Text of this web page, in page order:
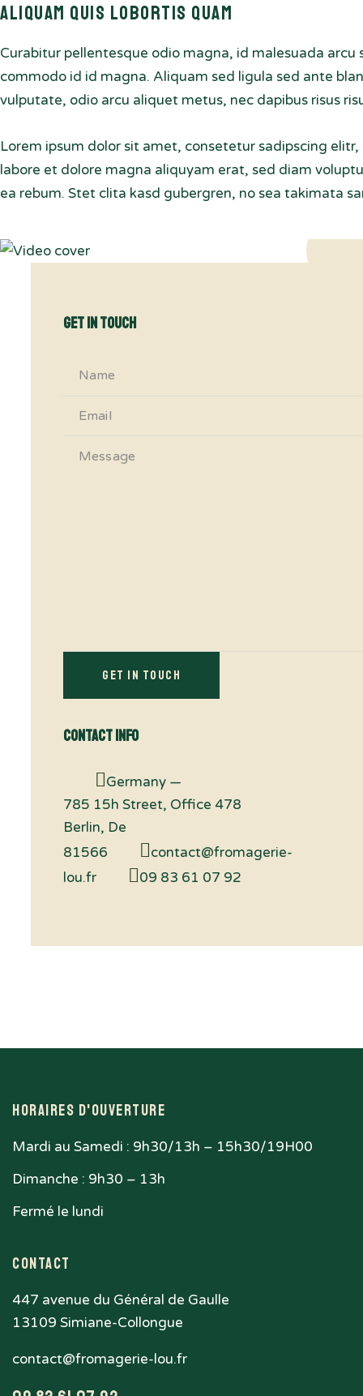
Aliquam quis lobortis quam
Curabitur pellentesque odio magna, id malesuada
commodo id id magna. Aliquam sed ligula sed ante
vulputate, odio arcu aliquet metus, nec dapibus risus
Lorem ipsum dolor sit amet, consetetur sadipscing
labore et dolore magna aliquyam erat, sed diam
ea rebum. Stet clita kasd gubergren, no sea takimata
Get in Touch
Contact Info
Germany —
785 15h Street, Office 478
Berlin, De
81566
contact@fromagerie-
lou.fr
09 83 61 07 92
Horaires d'ouverture
Mardi au Samedi : 9h30/13h – 15h30/19H00
Dimanche : 9h30 – 13h
Fermé le lundi
Contact
447 avenue du Général de Gaulle
13109 Simiane-Collongue
contact@fromagerie-lou.fr